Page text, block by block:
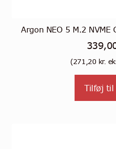
Argon NEO 5 M.2 NVME
(271,20 kr.
Tilføj til